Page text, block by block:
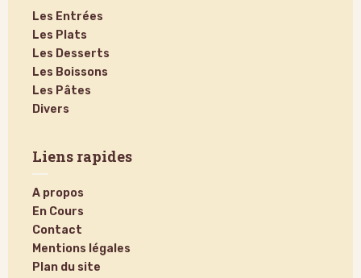
Les Entrées
Les Plats
Les Desserts
Les Boissons
Les Pâtes
Divers
Liens rapides
A propos
En Cours
Contact
Mentions légales
Plan du site